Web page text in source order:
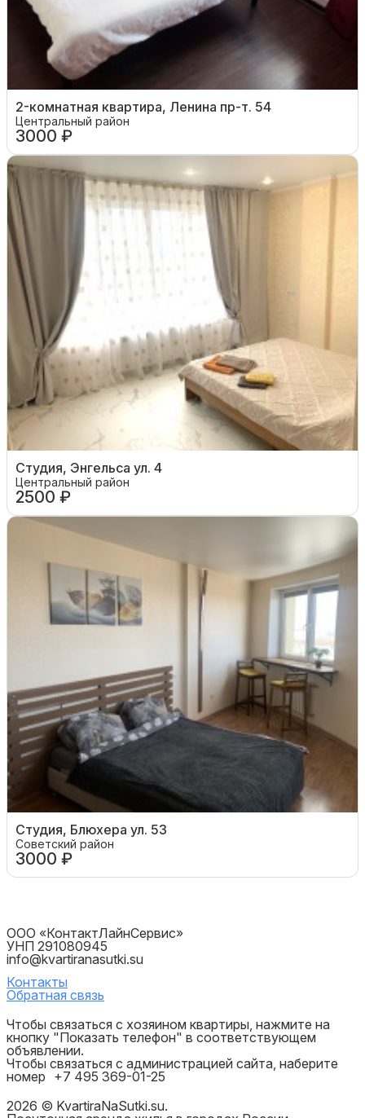
2-комнатная квартира, Ленина пр-т. 54
Центральный район
3000 ₽
Студия, Энгельса ул. 4
Центральный район
2500 ₽
Студия, Блюхера ул. 53
Советский район
3000 ₽
ООО «КонтактЛайнСервис»
УНП 291080945
info@kvartiranasutki.su
Контакты
Обратная связь
Чтобы связаться с хозяином квартиры, нажмите на
кнопку "Показать телефон" в соответствующем
объявлении.
Чтобы связаться с администрацией сайта, наберите
номер +7 495 369-01-25
2026 © KvartiraNaSutki.su.